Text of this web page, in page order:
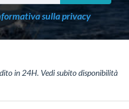
sulla privacy
in 24H. Vedi subito disponibilità